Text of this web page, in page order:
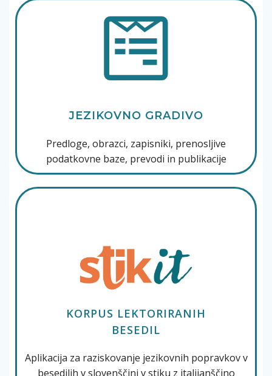
JEZIKOVNO GRADIVO
Predloge, obrazci, zapisniki, prenosljive
podatkovne baze, prevodi in publikacije
KORPUS LEKTORIRANIH
BESEDIL
Aplikacija za raziskovanje jezikovnih popravkov v
besedilih v slovenščini v stiku z italijanščino